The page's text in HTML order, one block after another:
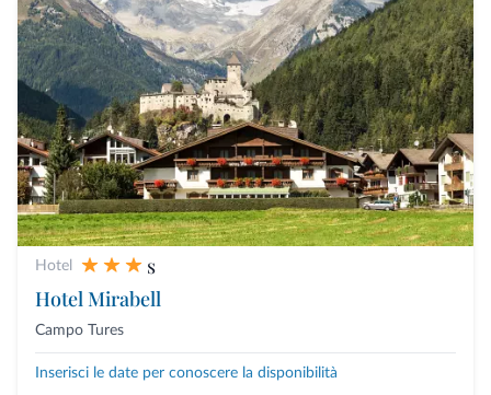
Hotel
s
Hotel Mirabell
Campo Tures
Inserisci le date per conoscere la disponibilità